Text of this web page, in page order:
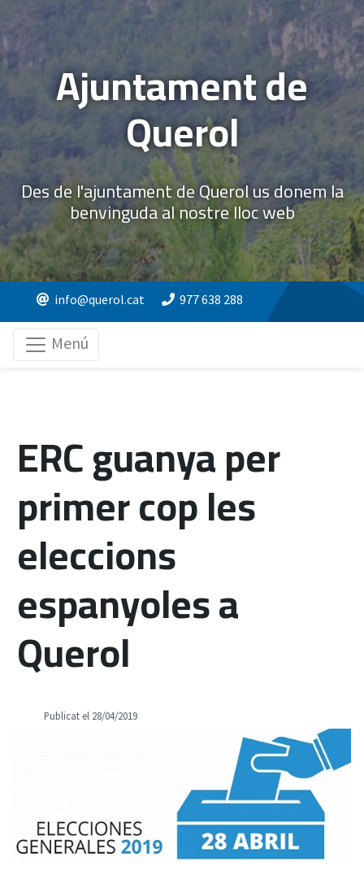
Ajuntament de
Querol
Des de l'ajuntament de Querol us donem la
benvinguda al nostre lloc web
info@querol.cat 977 638 288
Menú
ERC guanya per
primer cop les
eleccions
espanyoles a
Querol
Publicat el 28/04/2019